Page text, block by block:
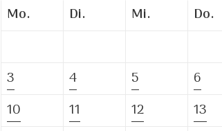
Mo.
Di. Mi. Do.
3
4 5 6
10
11 12 13